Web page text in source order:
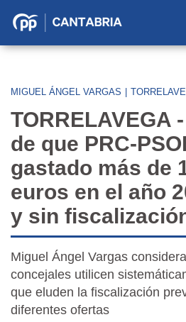
Partido
Cantabria
MIGUEL ÁNGEL VARGAS
TORRELAVEGA
de que PRC-
gastado más de
euros en el año
y sin
Miguel Ángel Vargas
concejales utilicen
que eluden la fiscalización
diferentes ofertas